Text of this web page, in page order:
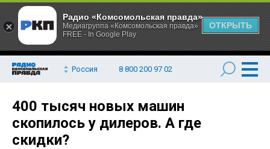
Россия 8 800 200 97 02
400 тысяч новых машин
скопилось у дилеров. А где
скидки?
Радио «Комсомольская правда»
Медиагруппа «Комсомольская правда»
FREE - In Google Play
ОТКРЫТЬ